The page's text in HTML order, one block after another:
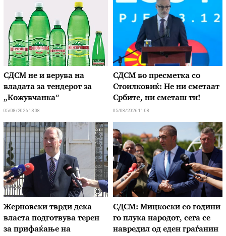
СДСМ не и верува на
владата за тендерот за
„Кожувчанка“
05/08/2026 13:08
СДСМ во пресметка со
Стоилковиќ: Не ни сметаат
Србите, ни сметаш ти!
05/08/2026 11:08
Жерновски тврди дека
власта подготвува терен
за прифаќање на
СДСМ: Мицкоски со години
го плука народот, сега се
навредил од еден граѓанин